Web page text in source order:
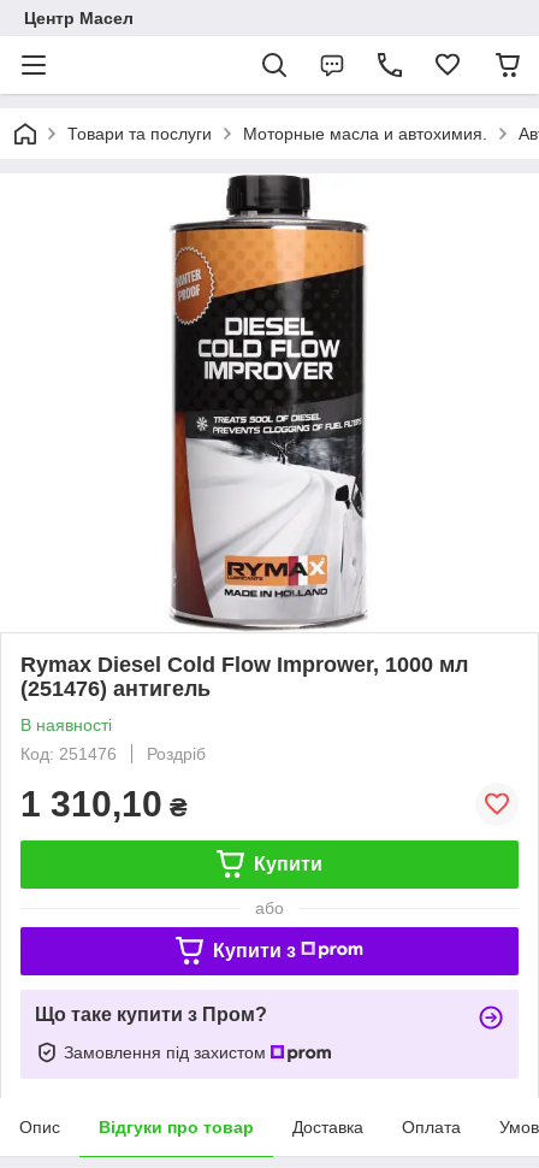
Центр Масел
Товари та послуги Моторные масла и автохимия.
Rymax Diesel Cold Flow Imprower, 1000 мл
(251476) антигель
В наявності
Код: 251476
Роздріб
1 310,10 ₴
Купити
або
Купити з
Що таке купити з Пром?
Замовлення під захистом
Опис Відгуки про товар Доставка Оплата